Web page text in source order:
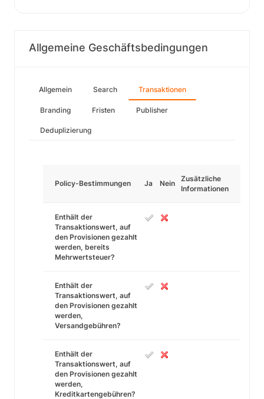
Allgemeine Geschäftsbedingungen
Allgemein Search Transaktionen
Branding Fristen Publisher
Deduplizierung
Policy-Bestimmungen Ja Nein
Zusätzliche
Informationen
Enthält der
Transaktionswert, auf
den Provisionen gezahlt
werden, bereits
Mehrwertsteuer?
Enthält der
Transaktionswert, auf
den Provisionen gezahlt
werden,
Versandgebühren?
Enthält der
Transaktionswert, auf
den Provisionen gezahlt
werden,
Kreditkartengebühren?